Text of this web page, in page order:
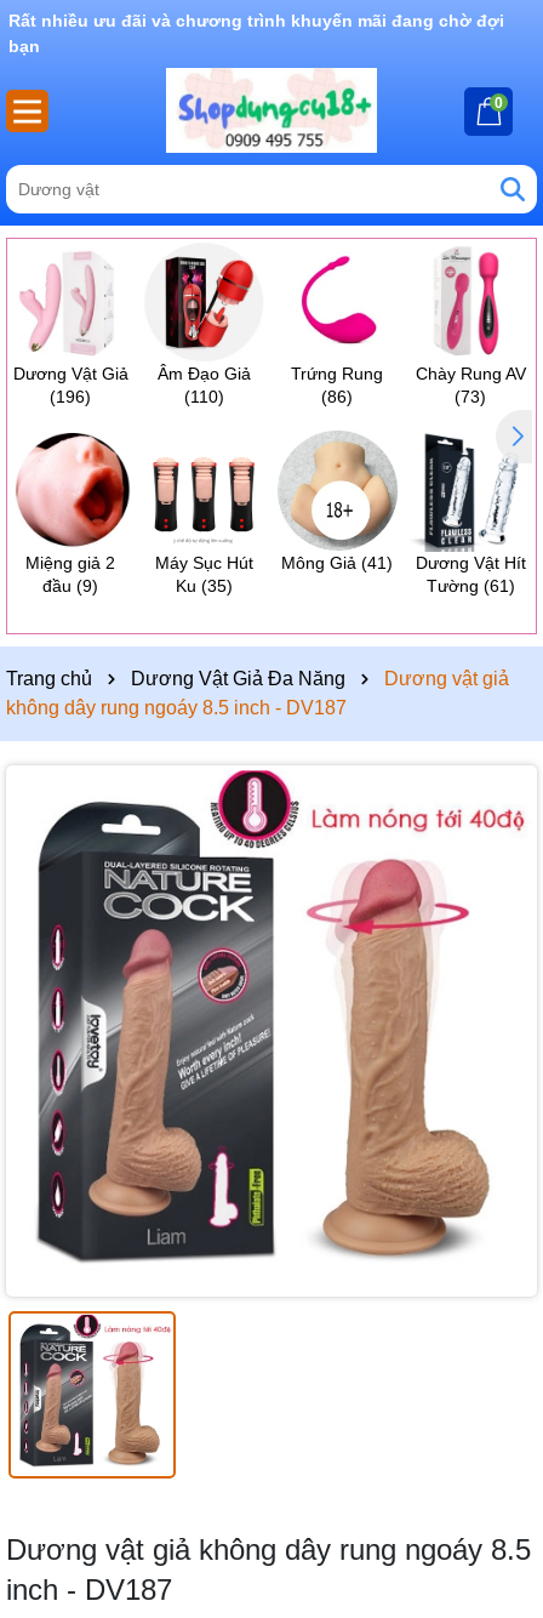
Rất nhiều ưu đãi và chương trình khuyến mãi đang chờ đợi
bạn
0
Dương Vật Giả
(196)
Âm Đạo Giả
(110)
Trứng Rung
(86)
Chày Rung AV
(73)
Miệng giả 2
đầu (9)
Máy Sục Hút
Ku (35)
Mông Giả (41)
Dương Vật Hít
Tường (61)
Trang chủ Dương Vật Giả Đa Năng
Dương vật giả
không dây rung ngoáy 8.5 inch - DV187
Dương vật giả không dây rung ngoáy 8.5
inch - DV187